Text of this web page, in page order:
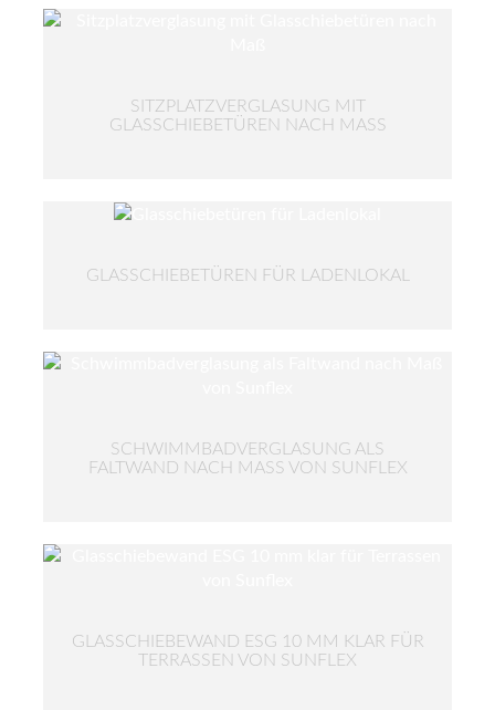
SITZPLATZVERGLASUNG MIT
GLASSCHIEBETÜREN NACH MASS
GLASSCHIEBETÜREN FÜR LADENLOKAL
SCHWIMMBADVERGLASUNG ALS
FALTWAND NACH MASS VON SUNFLEX
GLASSCHIEBEWAND ESG 10 MM KLAR FÜR
TERRASSEN VON SUNFLEX